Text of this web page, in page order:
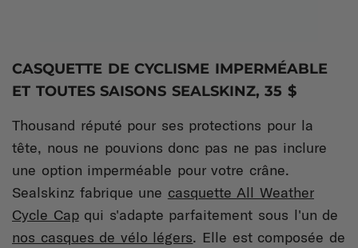
CASQUETTE DE CYCLISME IMPERMÉABLE
ET TOUTES SAISONS SEALSKINZ, 35 $
Thousand réputé pour ses protections pour la
tête, nous ne pouvions donc pas ne pas inclure
une option imperméable pour votre crâne.
Sealskinz fabrique une casquette All Weather
Cycle Capqui s'adapte parfaitement sous l'un de
nos casques de vélo légers. Elle est composée de